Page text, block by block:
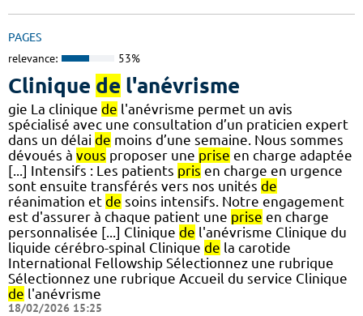
PAGES
relevance: 53%
Clinique de l'anévrisme
gie La clinique de l'anévrisme permet un avis
spécialisé avec une consultation d’un praticien expert
dans un délai de moins d’une semaine. Nous sommes
dévoués à vous proposer une prise en charge adaptée
[...] Intensifs : Les patients pris en charge en urgence
sont ensuite transférés vers nos unités de
réanimation et de soins intensifs. Notre engagement
est d'assurer à chaque patient une prise en charge
personnalisée [...] Clinique de l'anévrisme Clinique du
liquide cérébro-spinal Clinique de la carotide
International Fellowship Sélectionnez une rubrique
Sélectionnez une rubrique Accueil du service Clinique
de l'anévrisme
18/02/2026 15:25